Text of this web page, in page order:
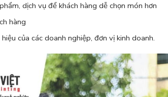
dịch vụ để khách hàng dễ chọn món hơn
hàng
của các doanh nghiệp, đơn vị kinh doanh.